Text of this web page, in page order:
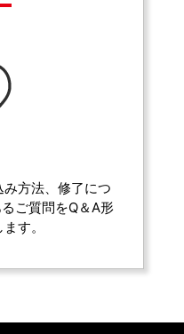
方法、修了につ
ご質問をQ＆A形
す。